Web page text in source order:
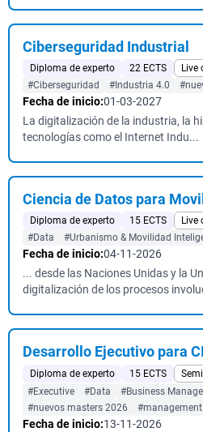
Ciberseguridad Industrial
Diploma de experto 22 ECTS
Live
#Ciberseguridad
#Industria 4.0
Fecha de inicio:01-03-2027
La digitalización de la industria, la
tecnologías como el Internet Indu...
Ciencia de Datos para
Diploma de experto 15 ECTS
Live
#Data
#Urbanismo & Movilidad
Fecha de inicio:04-11-2026
... desde las Naciones Unidas y la
digitalización de los procesos
Desarrollo Ejecutivo para
Diploma de experto 15 ECTS
#Executive
#Data
#Business
#nuevos masters 2026
#management
Fecha de inicio:13-11-2026